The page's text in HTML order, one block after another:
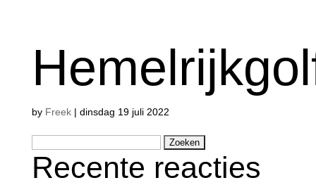
by Freek| dinsdag 19 juli 2022
naar:
Recente reacties